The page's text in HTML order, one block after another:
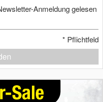
Anmeldung gelesen
* Pflichtfeld